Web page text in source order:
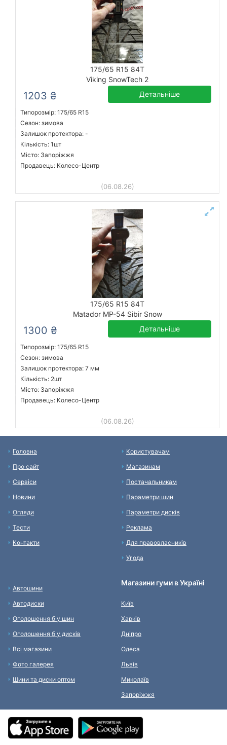
175/65 R15 84T
Viking SnowTech 2
1203 ₴ Детальніше
Типорозмір: 175/65 R15
Сезон: зимова
Залишок протектора: -
Кількість: 1шт
Місто: Запоріжжя
Продавець: Колесо-Центр
(06.08.26)
175/65 R15 84T
Matador MP-54 Sibir Snow
1300 ₴ Детальніше
Типорозмір: 175/65 R15
Сезон: зимова
Залишок протектора: 7 мм
Кількість: 2шт
Місто: Запоріжжя
Продавець: Колесо-Центр
(06.08.26)
Головна
Про сайт
Сервіси
Новини
Огляди
Тести
Контакти
Користувачам
Магазинам
Постачальникам
Параметри шин
Параметри дисків
Реклама
Для правовласників
Угода
Автошини
Автодиски
Оголошення б у шин
Оголошення б у дисків
Всі магазини
Фото галерея
Шини та диски оптом
Магазини гуми в Україні
Київ
Харків
Дніпро
Одеса
Львів
Миколаїв
Запоріжжя